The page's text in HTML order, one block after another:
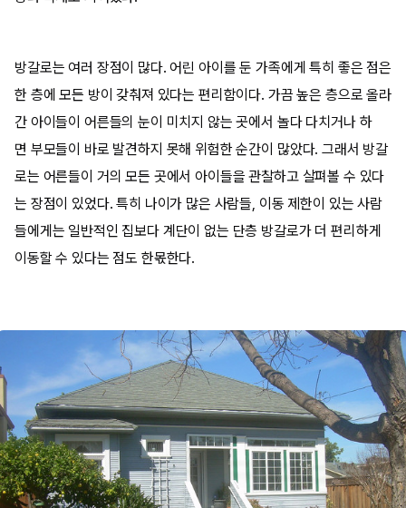
방갈로는 여러 장점이 많다. 어린 아이를 둔 가족에게 특히 좋은 점은
한 층에 모든 방이 갖춰져 있다는 편리함이다. 가끔 높은 층으로 올라
간 아이들이 어른들의 눈이 미치지 않는 곳에서 놀다 다치거나 하
면 부모들이 바로 발견하지 못해 위험한 순간이 많았다. 그래서 방갈
로는 어른들이 거의 모든 곳에서 아이들을 관찰하고 살펴볼 수 있다
는 장점이 있었다. 특히 나이가 많은 사람들, 이동 제한이 있는 사람
들에게는 일반적인 집보다 계단이 없는 단층 방갈로가 더 편리하게
이동할 수 있다는 점도 한몫한다.